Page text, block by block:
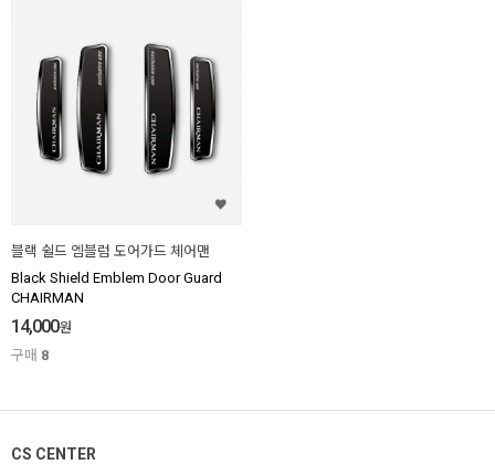
블랙 쉴드 엠블럼 도어가드 체어맨
Black Shield Emblem Door Guard
CHAIRMAN
14,000원
구매 8
CS CENTER